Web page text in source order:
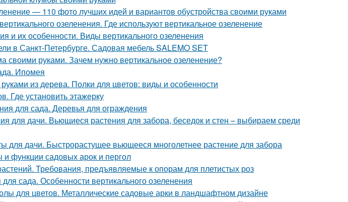
— 110 фото лучших идей и вариантов обустройства своими руками
озеленения. Где используют вертикальное озеленение
и их особенности. Виды вертикального озеленения
в Санкт-Петербурге. Садовая мебель SALEMO SET
своими руками. Зачем нужно вертикальное озеленение?
Ипомея
из дерева. Полки для цветов: виды и особенности
Где установить этажерку
для сада. Деревья для ограждения
для дачи. Вьющиеся растения для забора, беседок и стен – выбираем среди
для дачи. Быстрорастущее вьющееся многолетнее растение для забора
функции садовых арок и пергол
Требования, предъявляемые к опорам для плетистых роз
сада. Особенности вертикального озеленения
для цветов. Металлические садовые арки в ландшафтном дизайне